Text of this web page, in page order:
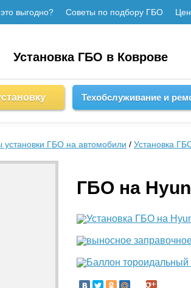
выгодно? Советы по подбору ГБО
Установка ГБО в Коврове
Техобслуживание и
ГБО на автомобили / Установка
ГБО на